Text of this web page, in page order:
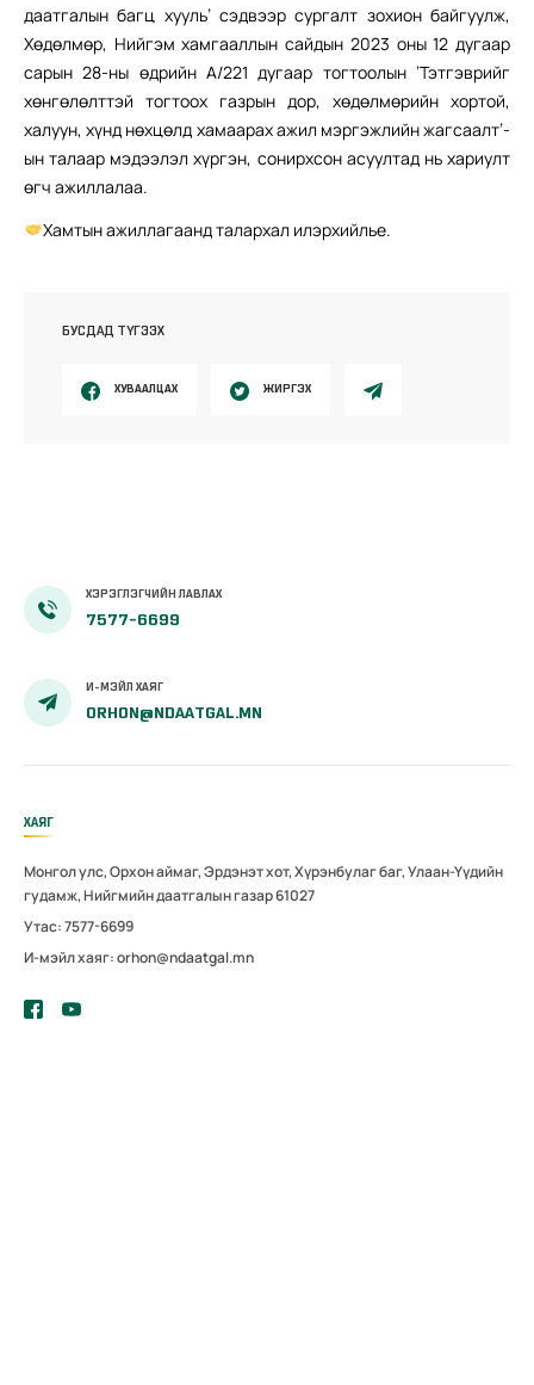
даатгалын багц хууль’ сэдвээр сургалт зохион байгуулж,
Хөдөлмөр, Нийгэм хамгааллын сайдын 2023 оны 12 дугаар
сарын 28-ны өдрийн А/221 дугаар тогтоолын ‘Тэтгэврийг
хөнгөлөлттэй тогтоох газрын дор, хөдөлмөрийн хортой,
халуун, хүнд нөхцөлд хамаарах ажил мэргэжлийн жагсаалт’-
ын талаар мэдээлэл хүргэн, сонирхсон асуултад нь хариулт
өгч ажиллалаа.
Хамтын ажиллагаанд талархал илэрхийлье.
БУСДАД ТҮГЭЭХ
ХУВААЛЦАХ ЖИРГЭХ
ХЭРЭГЛЭГЧИЙН ЛАВЛАХ
7577-6699
И-МЭЙЛ ХАЯГ
ORHON@NDAATGAL.MN
ХАЯГ
Монгол улс, Орхон аймаг, Эрдэнэт хот, Хүрэнбулаг баг, Улаан-Үүдийн
гудамж, Нийгмийн даатгалын газар 61027
Утас: 7577-6699
И-мэйл хаяг: orhon@ndaatgal.mn